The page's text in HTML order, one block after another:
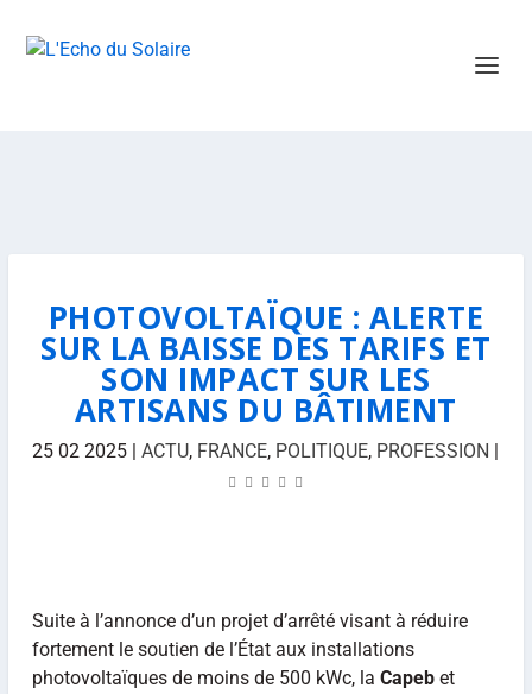
PHOTOVOLTAÏQUE : ALERTE
SUR LA BAISSE DES TARIFS ET
SON IMPACT SUR LES
ARTISANS DU BÂTIMENT
25 02 2025 |ACTU, FRANCE, POLITIQUE, PROFESSION |
Suite à l’annonce d’un projet d’arrêté visant à réduire
fortement le soutien de l’État aux installations
photovoltaïques de moins de 500 kWc, la Capebet